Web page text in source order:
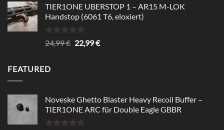
TIER1ONE UBERSTOP 1 – AR15 M-LOK
Handstop (6061 T6, eloxiert)
Rated4.67
out of 5
24,99€ Original
22,99€Current
FEATURED
Noveske Ghetto Blaster Heavy Recoil Buffer –
TIER1ONE ARC für Double Eagle GBBR